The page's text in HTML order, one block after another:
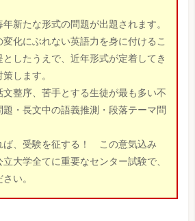
新たな形式の問題が出題されます。
化にぶれない英語力を身に付けるこ
したうえで、近年形式が定着してき
します。
文整序、苦手とする生徒が最も多い不
・長文中の語義推測・段落テーマ問
、受験を征する！ この意気込み
大学全てに重要なセンター試験で、
い。